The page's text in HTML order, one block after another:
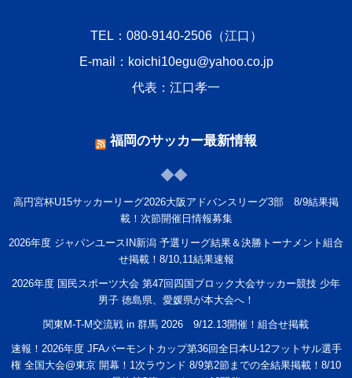
TEL：080-9140-2506（江口）
E-mail：koichi10egu@yahoo.co.jp
代表：江口孝一
福岡のサッカー最新情報
高円宮杯U15サッカーリーグ2026大阪アドバンスリーグ3部 8/9結果掲
載！次節開催日情報募集
2026年度 ジャパンユースIN新潟 予選リーグ結果＆決勝トーナメント組合
せ掲載！8/10,11結果速報
2026年度 国民スポーツ大会 第47回四国ブロック大会サッカー競技 少年
男子 徳島県、愛媛県が本大会へ！
関東M-T-M交流戦 in 群馬 2026 9/12.13開催！組合せ掲載
速報！2026年度 JFAバーモントカップ第36回全日本U-12フットサル選手
権 全国大会@東京 開幕！1次ラウンド 8/9第2節までの全結果掲載！8/10